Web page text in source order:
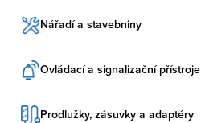
Nářadí a stavebniny
Ovládací a signalizační přístroje
Prodlužky, zásuvky a adaptéry